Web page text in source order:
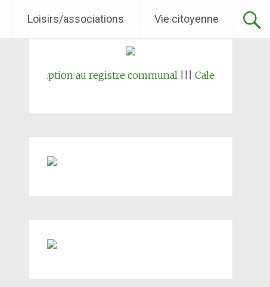
Loisirs/associations Vie citoyenne
Inscription au registre communal|||Calendrier collecte